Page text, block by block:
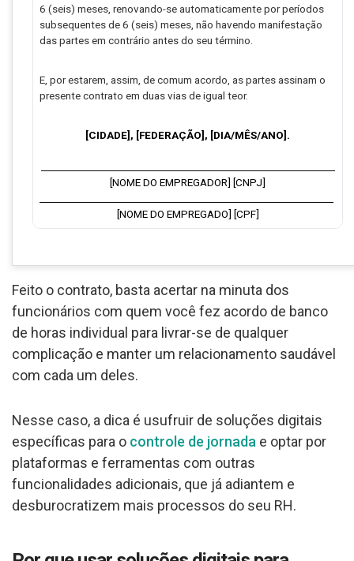
6 (seis) meses, renovando-se automaticamente por períodos
subsequentes de 6 (seis) meses, não havendo manifestação
das partes em contrário antes do seu término.
E, por estarem, assim, de comum acordo, as partes assinam o
presente contrato em duas vias de igual teor.
[CIDADE], [FEDERAÇÃO], [DIA/MÊS/ANO].
[NOME DO EMPREGADOR] [CNPJ]
[NOME DO EMPREGADO] [CPF]
Feito o contrato, basta acertar na minuta dos
funcionários com quem você fez acordo de banco
de horas individual para livrar-se de qualquer
complicação e manter um relacionamento saudável
com cada um deles.
Nesse caso, a dica é usufruir de soluções digitais
específicas para o controle de jornada e optar por
plataformas e ferramentas com outras
funcionalidades adicionais, que já adiantem e
desburocratizem mais processos do seu RH.